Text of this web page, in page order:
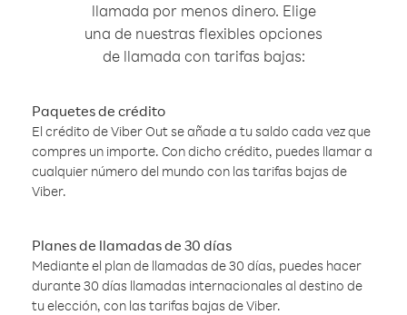
llamada por menos dinero. Elige
una de nuestras flexibles opciones
de llamada con tarifas bajas:
Paquetes de crédito
El crédito de Viber Out se añade a tu saldo cada vez que
compres un importe. Con dicho crédito, puedes llamar a
cualquier número del mundo con las tarifas bajas de
Viber.
Planes de llamadas de 30 días
Mediante el plan de llamadas de 30 días, puedes hacer
durante 30 días llamadas internacionales al destino de
tu elección, con las tarifas bajas de Viber.